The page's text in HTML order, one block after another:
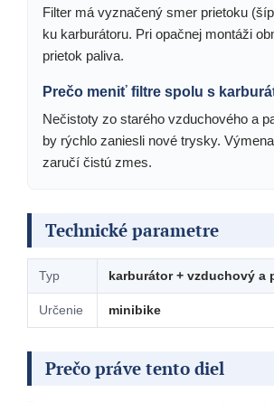
Filter má vyznačený smer prietoku
ku karburátoru. Pri opačnej montáži
prietok paliva.
Prečo meniť filtre spolu s
Nečistoty zo starého vzduchového a
by rýchlo zaniesli nové trysky.
zaručí čistú zmes.
Technické parametre
Typ karburátor + vzduchový a
Určenie minibike
Prečo práve tento diel